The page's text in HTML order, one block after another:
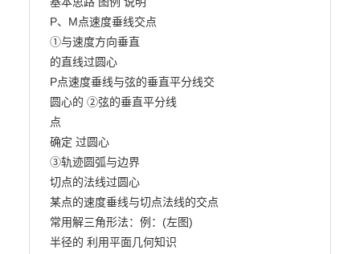
P、M点速度垂线交点
①与速度方向垂直
的直线过圆心
P点速度垂线与弦的垂直平分线交
圆心的 ②弦的垂直平分线
点
确定 过圆心
③轨迹圆弧与边界
切点的法线过圆心
某点的速度垂线与切点法线的交点
常用解三角形法：例：(左图)
半径的 利用平面几何知识